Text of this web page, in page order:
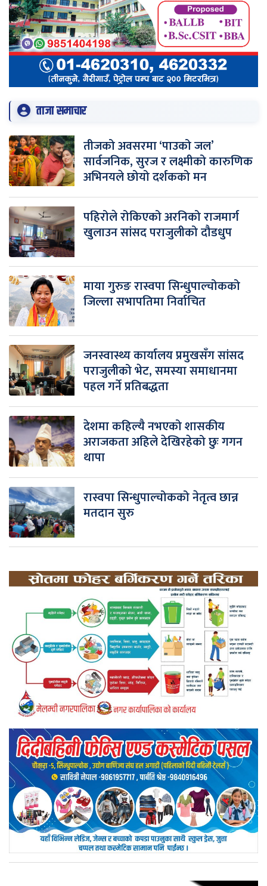
ताजा समाचार
तीजको अवसरमा ‘पाउको जल’
सार्वजनिक, सुरज र लक्ष्मीको कारुणिक
अभिनयले छोयो दर्शकको मन
पहिरोले रोकिएको अरनिको राजमार्ग
खुलाउन सांसद पराजुलीको दौडधुप
माया गुरुङ रास्वपा सिन्धुपाल्चोकको
जिल्ला सभापतिमा निर्वाचित
जनस्वास्थ्य कार्यालय प्रमुखसँग सांसद
पराजुलीको भेट, समस्या समाधानमा
पहल गर्ने प्रतिबद्धता
देशमा कहिल्यै नभएको शासकीय
अराजकता अहिले देखिरहेको छुः गगन
थापा
रास्वपा सिन्धुपाल्चोकको नेतृत्व छान्न
मतदान सुरु